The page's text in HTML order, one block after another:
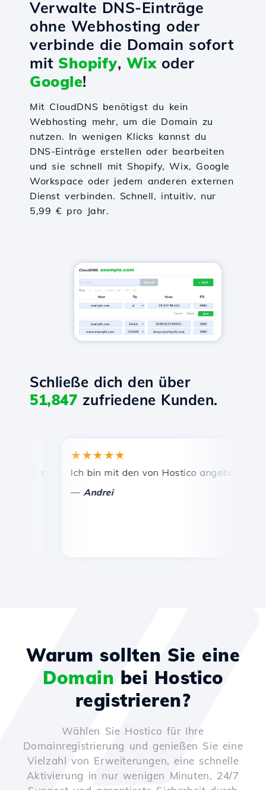
Verwalte DNS-Einträge
ohne Webhosting oder
verbinde die Domain sofort
mit Shopify, Wixoder
Google!
Mit CloudDNS benötigst du kein
Webhosting mehr, um die Domain zu
nutzen. In wenigen Klicks kannst du
DNS-Einträge erstellen oder bearbeiten
und sie schnell mit Shopify, Wix, Google
Workspace oder jedem anderen externen
Dienst verbinden. Schnell, intuitiv, nur
5,99 € pro Jahr.
Schließe dich den über
51,847 zufriedene Kunden.
schnelle und effiziente technische Unterstützung.
★★★★★
Ich bin mit den von Hostico angebotenen
Andrei
Warum sollten Sie eine
Domain bei Hostico
registrieren?
Wählen Sie Hostico für Ihre
Domainregistrierung und genießen Sie eine
Vielzahl von Erweiterungen, eine schnelle
Aktivierung in nur wenigen Minuten, 24/7